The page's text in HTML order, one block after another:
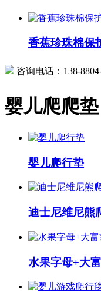
香蕉珍珠棉保
咨询电话： 138-
婴儿爬爬垫
婴儿爬行垫
迪士尼维尼熊
水果字母+大